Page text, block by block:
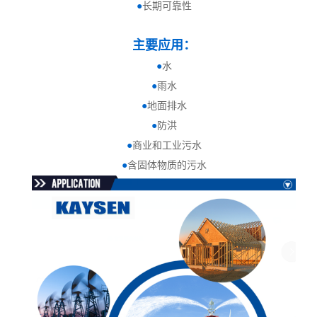
●长期可靠性
主要应用：
●水
●雨水
●地面排水
●防洪
●商业和工业污水
●含固体物质的污水